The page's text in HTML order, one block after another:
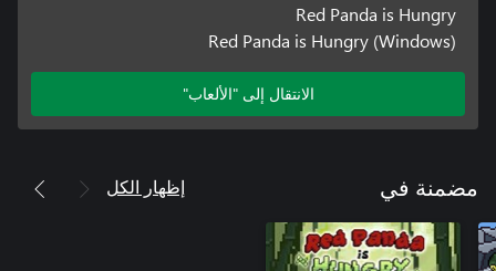
Red Panda is Hungry
Red Panda is Hungry (Windows)
الانتقال إلى "الألعاب"
مضمنة في إظهار الكل